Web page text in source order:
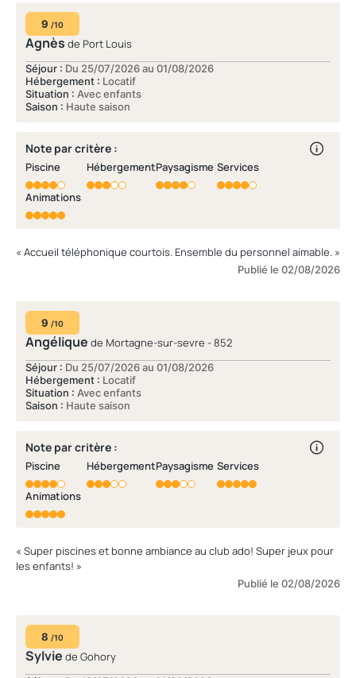
9 /10
Agnès de Port Louis
Séjour : Du 25/07/2026 au 01/08/2026
Hébergement : Locatif
Situation : Avec enfants
Saison : Haute saison
Note par critère :
Piscine Hébergement Paysagisme Services
Animations
« Accueil téléphonique courtois. Ensemble du personnel aimable. »
Publié le 02/08/2026
9 /10
Angélique de Mortagne-sur-sevre - 852
Séjour : Du 25/07/2026 au 01/08/2026
Hébergement : Locatif
Situation : Avec enfants
Saison : Haute saison
Note par critère :
Piscine Hébergement Paysagisme Services
Animations
« Super piscines et bonne ambiance au club ado! Super jeux pour
les enfants! »
Publié le 02/08/2026
8 /10
Sylvie de Gohory